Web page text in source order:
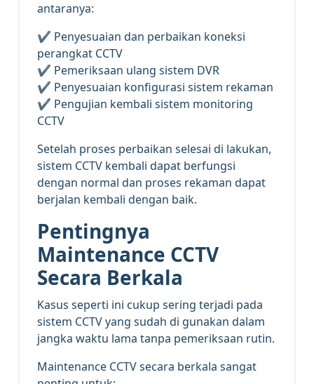
antaranya:
✔ Penyesuaian dan perbaikan koneksi
perangkat CCTV
✔ Pemeriksaan ulang sistem DVR
✔ Penyesuaian konfigurasi sistem rekaman
✔ Pengujian kembali sistem monitoring
CCTV
Setelah proses perbaikan selesai di lakukan,
sistem CCTV kembali dapat berfungsi
dengan normal dan proses rekaman dapat
berjalan kembali dengan baik.
Pentingnya
Maintenance CCTV
Secara Berkala
Kasus seperti ini cukup sering terjadi pada
sistem CCTV yang sudah di gunakan dalam
jangka waktu lama tanpa pemeriksaan rutin.
Maintenance CCTV secara berkala sangat